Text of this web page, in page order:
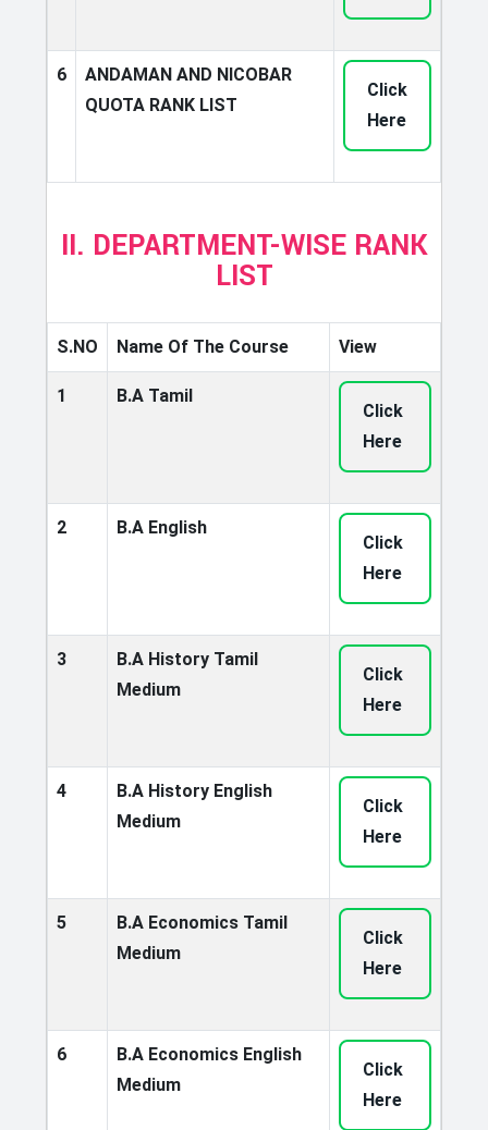
6
ANDAMAN AND NICOBAR
QUOTA RANK LIST
Click
Here
II. DEPARTMENT-WISE RANK
LIST
S.NO Name Of The Course View
1 B.A Tamil
Click
Here
2 B.A English
Click
Here
3
B.A History Tamil
Medium
Click
Here
4
B.A History English
Medium
Click
Here
5
B.A Economics Tamil
Medium
Click
Here
6
B.A Economics English
Medium
Click
Here